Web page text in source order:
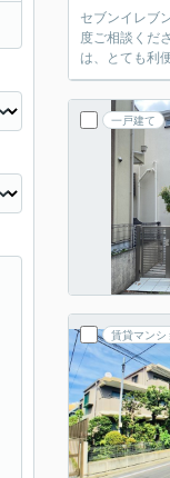
セブンイレブ
度ご相談くだ
は、とても利
一戸建て
賃貸マンシ